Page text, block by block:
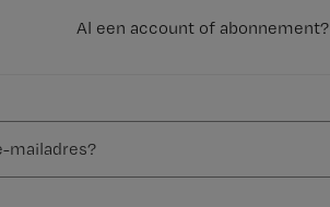
Al een account of abonnement?